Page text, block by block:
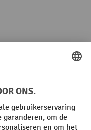
Copyright